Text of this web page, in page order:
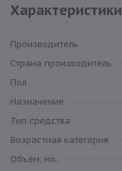
Характеристики
Производитель
Cтрана производитель
Пол
Назначение
Тип средства
Возрастная категория
Объём, мл.